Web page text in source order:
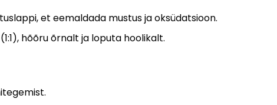
et eemaldada mustus ja oksüdatsioon.
hõõru õrnalt ja loputa hoolikalt.